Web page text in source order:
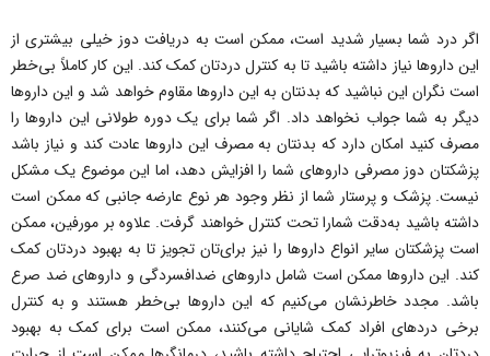
اگر درد شما بسیار شدید است، ممکن است به دریافت دوز خیلی بیشتری از
این داروها نیاز داشته باشید تا به کنترل دردتان کمک کند. این کار کاملاً بی‌خطر
است نگران این نباشید که بدنتان به این داروها مقاوم خواهد شد و این داروها
دیگر به شما جواب نخواهد داد. اگر شما برای یک دوره طولانی این داروها را
مصرف کنید امکان دارد که بدنتان به مصرف این داروها عادت کند و نیاز باشد
پزشکتان دوز مصرفی داروهای شما را افزایش دهد، اما این موضوع یک مشکل
نیست. پزشک و پرستار شما از نظر وجود هر نوع عارضه جانبی که ممکن است
داشته باشید به‌دقت شمارا تحت کنترل خواهند گرفت. علاوه بر مورفین، ممکن
است پزشکتان سایر انواع داروها را نیز برای‌تان تجویز تا به بهبود دردتان کمک
کند. این داروها ممکن است شامل داروهای ضدافسردگی و داروهای ضد صرع
باشد. مجدد خاطرنشان می‌کنیم که این داروها بی‌خطر هستند و به کنترل
برخی دردهای افراد کمک شایانی می‌کنند، ممکن است برای کمک به بهبود